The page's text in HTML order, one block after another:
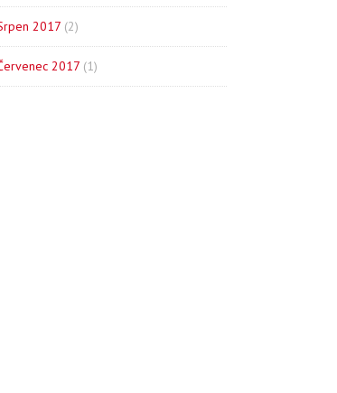
2017 (2)
2017 (1)